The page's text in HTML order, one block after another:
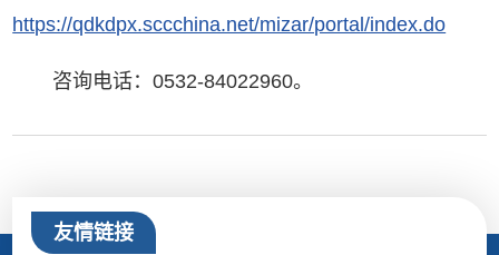
https://qdkdpx.sccchina.net/mizar/portal/index.do
咨询电话：0532-84022960。
友情链接